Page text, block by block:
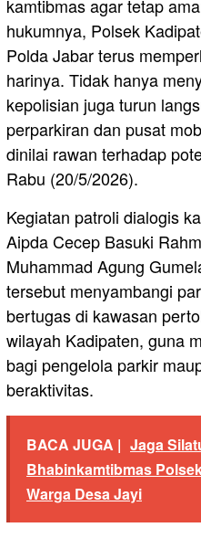
kamtibmas agar tetap
hukumnya, Polsek
Polda Jabar terus
harinya. Tidak hanya
kepolisian juga turun
perparkiran dan pusat
dinilai rawan terhadap
Rabu (20/5/2026).
Kegiatan patroli dialogis
Aipda Cecep Basuki
Muhammad Agung
tersebut menyambangi
bertugas di kawasan
wilayah Kadipaten, guna
bagi pengelola parkir
beraktivitas.
BACA JUGA | Jaga
Bhabinkamtibmas
Warga Desa Jayi